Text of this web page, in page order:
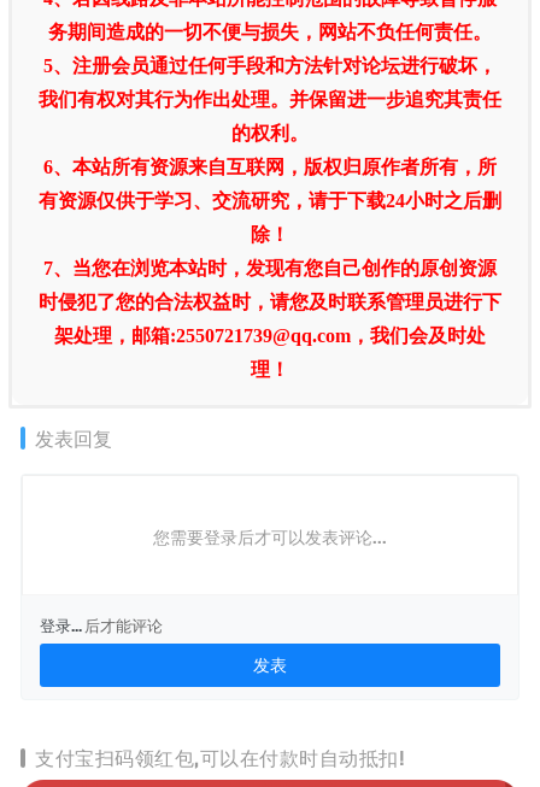
务期间造成的一切不便与损失，网站不负任何责任。
5、注册会员通过任何手段和方法针对论坛进行破坏，
我们有权对其行为作出处理。并保留进一步追究其责任
的权利。
6、本站所有资源来自互联网，版权归原作者所有，所
有资源仅供于学习、交流研究，请于下载24小时之后删
除！
7、当您在浏览本站时，发现有您自己创作的原创资源
时侵犯了您的合法权益时，请您及时联系管理员进行下
架处理，邮箱:2550721739@qq.com，我们会及时处
理！
发表回复
您需要登录后才可以发表评论...
登录... 后才能评论
支付宝扫码领红包,可以在付款时自动抵扣!